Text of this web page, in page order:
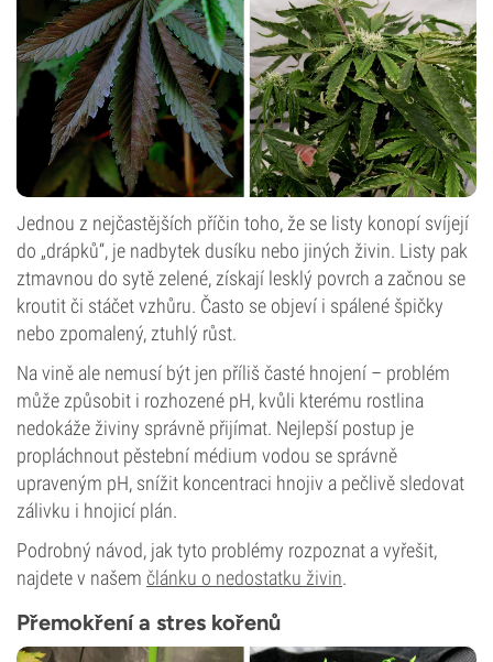
Jednou z nejčastějších příčin toho, že se listy konopí svíjejí
do „drápků“, je nadbytek dusíku nebo jiných živin. Listy pak
ztmavnou do sytě zelené, získají lesklý povrch a začnou se
kroutit či stáčet vzhůru. Často se objeví i spálené špičky
nebo zpomalený, ztuhlý růst.
Na vině ale nemusí být jen příliš časté hnojení – problém
může způsobit i rozhozené pH, kvůli kterému rostlina
nedokáže živiny správně přijímat. Nejlepší postup je
propláchnout pěstební médium vodou se správně
upraveným pH, snížit koncentraci hnojiv a pečlivě sledovat
zálivku i hnojicí plán.
Podrobný návod, jak tyto problémy rozpoznat a vyřešit,
najdete v našem článku o nedostatku živin.
Přemokření a stres kořenů